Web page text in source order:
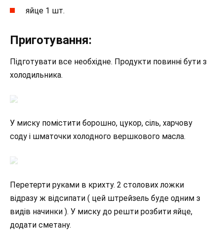
яйце 1 шт.
Приготування:
Підготувати все необхідне. Продукти повинні бути з
холодильника.
У миску помістити борошно, цукор, сіль, харчову
соду і шматочки холодного вершкового масла.
Перетерти руками в крихту. 2 столових ложки
відразу ж відсипати ( цей штрейзель буде одним з
видів начинки ). У миску до решти розбити яйце,
додати сметану.